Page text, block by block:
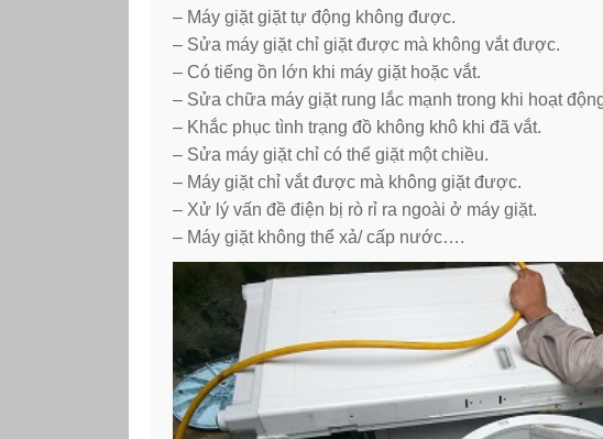
– Máy giặt giặt tự động không được.
– Sửa máy giặt chỉ giặt được mà không vắt được.
– Có tiếng ồn lớn khi máy giặt hoặc vắt.
– Sửa chữa máy giặt rung lắc mạnh trong khi hoạt
– Khắc phục tình trạng đồ không khô khi đã vắt.
– Sửa máy giặt chỉ có thể giặt một chiều.
– Máy giặt chỉ vắt được mà không giặt được.
– Xử lý vấn đề điện bị rò rỉ ra ngoài ở máy giặt.
– Máy giặt không thể xả/ cấp nước….